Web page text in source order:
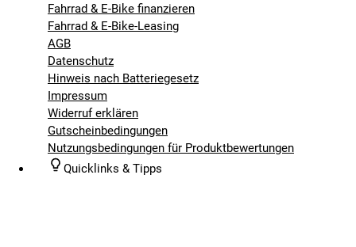
Fahrrad & E-Bike finanzieren
Fahrrad & E-Bike-Leasing
AGB
Datenschutz
Hinweis nach Batteriegesetz
Impressum
Widerruf erklären
Gutscheinbedingungen
Nutzungsbedingungen für Produktbewertungen
Quicklinks & Tipps